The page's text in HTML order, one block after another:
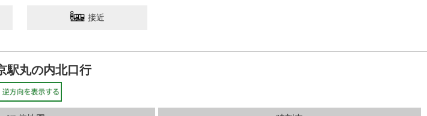
接近
駅丸の内北口行